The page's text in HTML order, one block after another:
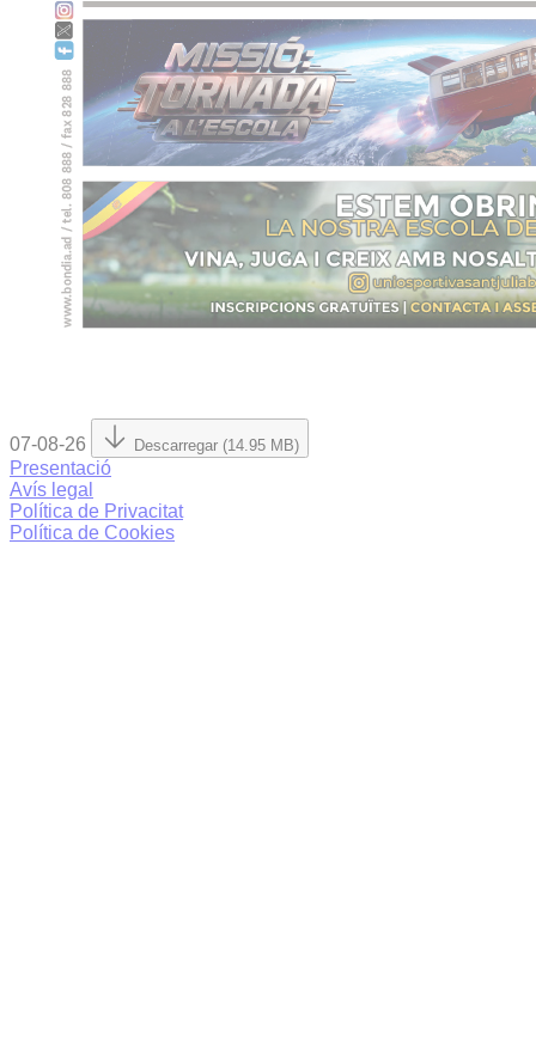
07-08-26 Descarregar (14.95 MB)
Presentació
Avís legal
Política de Privacitat
Política de Cookies